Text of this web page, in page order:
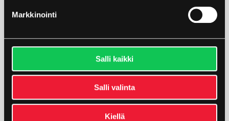
Markkinointi
Salli kaikki
Salli valinta
Kiellä
Voisiko metallikomponentti olla muovia?
Selvitä, milloin metalliosan korvaaminen muovisella